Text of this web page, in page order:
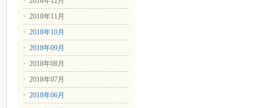
2018年11月
2018年10月
2018年09月
2018年08月
2018年07月
2018年06月